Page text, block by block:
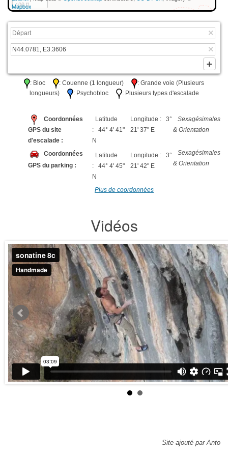
100 ft
Mapbox
: Bloc : Couenne (1 longueur)
: Grande voie (Plusieurs
longueurs)
: Psychobloc : Plusieurs types d'escalade
Coordonnées
GPS du site
d'escalade :
Latitude
: 44° 4' 41"
N
Longitude : 3°
21' 37" E
Sexagésimales
& Orientation
Coordonnées
GPS du parking :
Latitude
: 44° 4' 45"
N
Longitude : 3°
21' 42" E
Sexagésimales
& Orientation
Plus de coordonnées
Vidéos
Site ajouté par Anto